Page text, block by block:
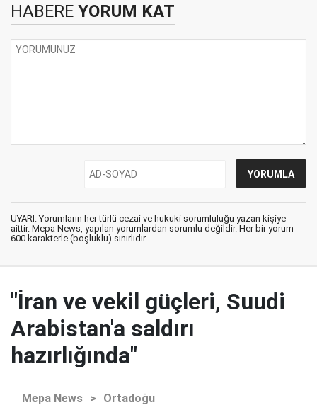
HABERE YORUM KAT
UYARI: Yorumların her türlü cezai ve hukuki sorumluluğu yazan kişiye
aittir. Mepa News, yapılan yorumlardan sorumlu değildir. Her bir yorum
600 karakterle (boşluklu) sınırlıdır.
"İran ve vekil güçleri, Suudi
Arabistan'a saldırı
hazırlığında"
Mepa News > Ortadoğu